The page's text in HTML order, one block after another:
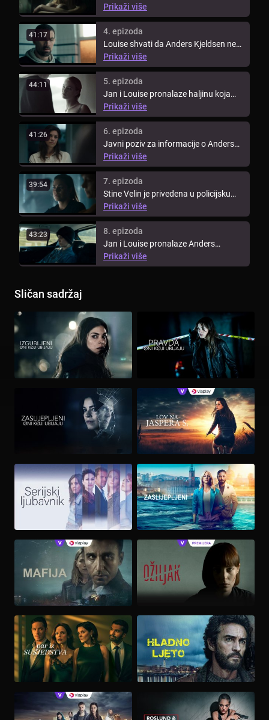
na farmi na kojoj je Anders ...
Prikaži više
41:17
4. epizoda
Louise shvati da Anders Kjeldsen ne
djeluje sam u svojim ubojstvima ...
Prikaži više
44:11
5. epizoda
Jan i Louise pronalaze haljinu koja
pripada Natashi, prvoj žrtvi, ...
Prikaži više
41:26
6. epizoda
Javni poziv za informacije o Andersu
Kjeldsenu dovodi do ...
Prikaži više
39:54
7. epizoda
Stine Velin je privedena u policijsku
postaju, ali inzistira da je i ...
Prikaži više
43:23
8. epizoda
Jan i Louise pronalaze Anders
Kjeldsena. Louise se boji da je ...
Prikaži više
Sličan sadržaj